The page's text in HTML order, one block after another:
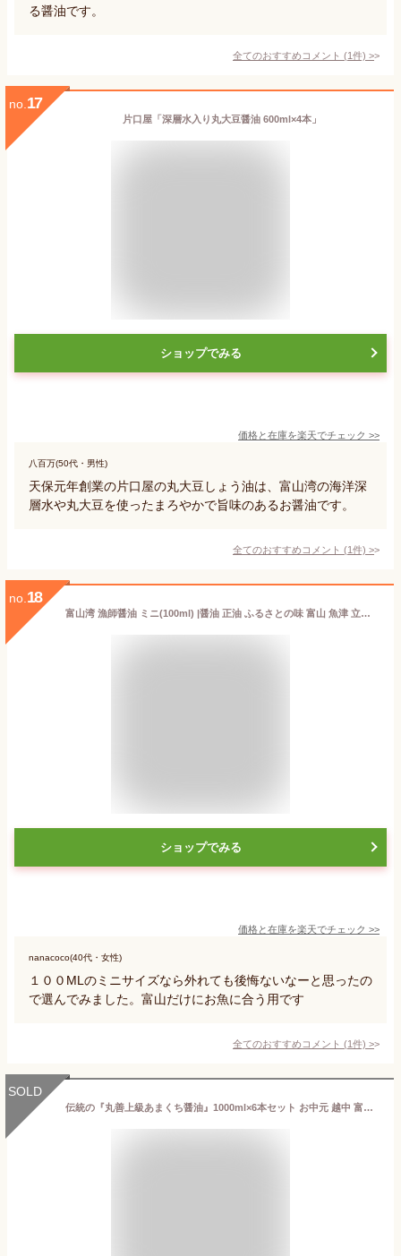
る醤油です。
全てのおすすめコメント (1件) >
no. 17
片口屋「深層水入り丸大豆醤油 600ml×4本」
ショップでみる
価格と在庫を楽天でチェック >>
八百万(50代・男性)
天保元年創業の片口屋の丸大豆しょう油は、富山湾の海洋深
層水や丸大豆を使ったまろやかで旨味のあるお醤油です。
全てのおすすめコメント (1件) >
no. 18
富山湾 漁師醤油 ミニ(100ml) |醤油 正油 ふるさとの味 富山 魚津 立山酒店 富山の醤油 魚 刺身 煮付け 照り焼き 料理 調理が楽 ギフト
ショップでみる
価格と在庫を楽天でチェック >>
nanacoco(40代・女性)
１００MLのミニサイズなら外れても後悔ないなーと思ったの
で選んでみました。富山だけにお魚に合う用です
全てのおすすめコメント (1件) >
SOLD
伝統の『丸善上級あまくち醤油』1000ml×6本セット お中元 越中 富山 とやま 甘口 上級 あまくち 煮物 お刺身 おさしみ 魚料理 魚 さかな 卵かけ 納豆 ごはん くせになる 万能 伝統 ふるさと